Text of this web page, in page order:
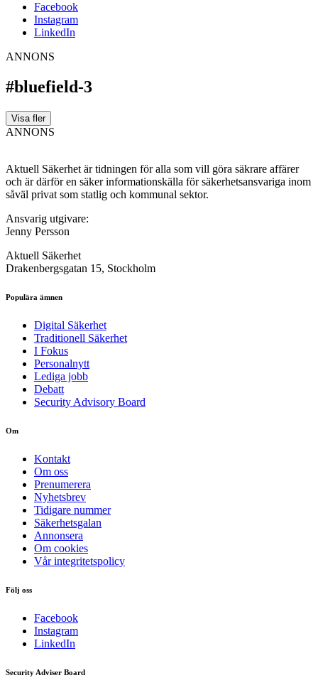
Facebook
Instagram
LinkedIn
ANNONS
#bluefield-3
Visa fler
ANNONS
Aktuell Säkerhet är tidningen för alla som vill göra säkrare affärer
och är därför en säker informationskälla för säkerhets­ansvariga inom
såväl privat som statlig och kommunal sektor.
Ansvarig utgivare:
Jenny Persson
Aktuell Säkerhet
Drakenbergsgatan 15, Stockholm
Populära ämnen
Digital Säkerhet
Traditionell Säkerhet
I Fokus
Personalnytt
Lediga jobb
Debatt
Security Advisory Board
Om
Kontakt
Om oss
Prenumerera
Nyhetsbrev
Tidigare nummer
Säkerhetsgalan
Annonsera
Om cookies
Vår integritetspolicy
Följ oss
Facebook
Instagram
LinkedIn
Security Adviser Board